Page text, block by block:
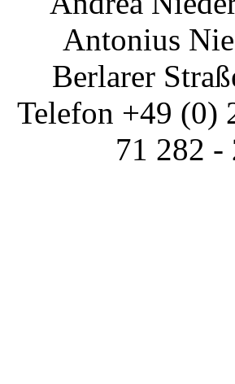
Antonius
Berlarer
Telefon +49 (0)
71 282